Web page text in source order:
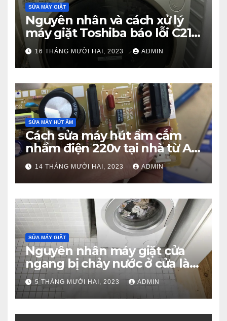
SỬA MÁY GIẶT
Nguyên nhân và cách xử lý
máy giặt Toshiba báo lỗi C21
từ A – Z
16 THÁNG MƯỜI HAI, 2023 ADMIN
SỬA MÁY HÚT ẨM
Cách sửa máy hút ẩm cắm
nhầm điện 220v tại nhà từ A –
Z
14 THÁNG MƯỜI HAI, 2023 ADMIN
SỬA MÁY GIẶT
Nguyên nhân máy giặt cửa
ngang bị chảy nước ở cửa là
gì?5 THÁNG MƯỜI HAI, 2023 ADMIN